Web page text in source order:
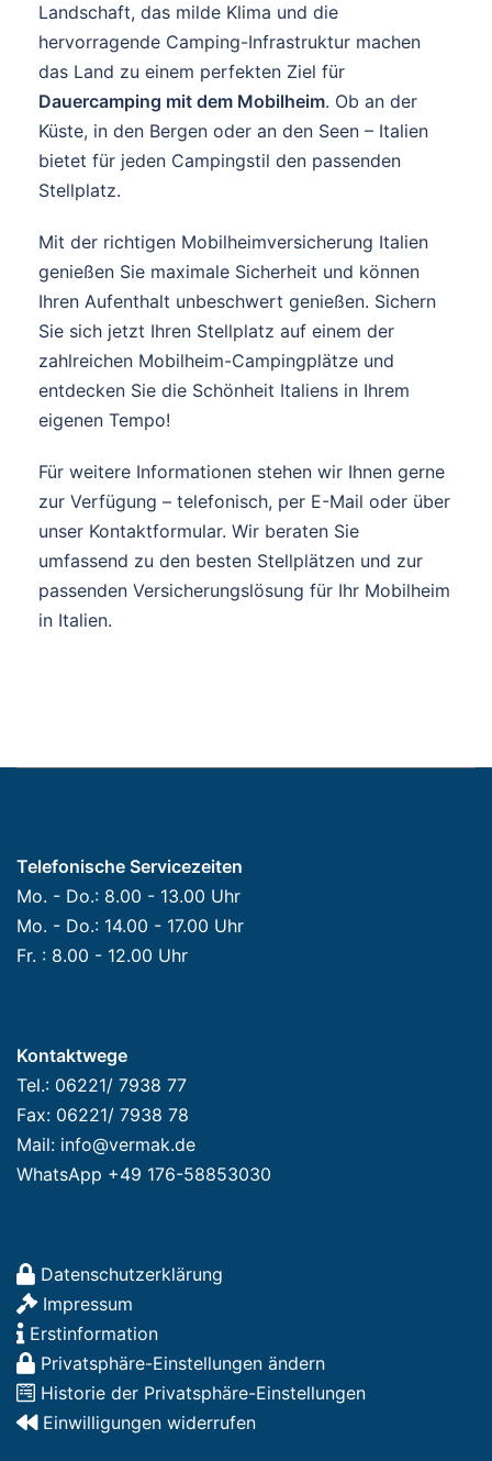
Landschaft, das milde Klima und die
hervorragende Camping-Infrastruktur machen
das Land zu einem perfekten Ziel für
Dauercamping mit dem Mobilheim. Ob an der
Küste, in den Bergen oder an den Seen – Italien
bietet für jeden Campingstil den passenden
Stellplatz.
Mit der richtigen Mobilheimversicherung Italien
genießen Sie maximale Sicherheit und können
Ihren Aufenthalt unbeschwert genießen. Sichern
Sie sich jetzt Ihren Stellplatz auf einem der
zahlreichen Mobilheim-Campingplätze und
entdecken Sie die Schönheit Italiens in Ihrem
eigenen Tempo!
Für weitere Informationen stehen wir Ihnen gerne
zur Verfügung – telefonisch, per E-Mail oder über
unser Kontaktformular. Wir beraten Sie
umfassend zu den besten Stellplätzen und zur
passenden Versicherungslösung für Ihr Mobilheim
in Italien.
Telefonische Servicezeiten
Mo. - Do.: 8.00 - 13.00 Uhr
Mo. - Do.: 14.00 - 17.00 Uhr
Fr. : 8.00 - 12.00 Uhr
Kontaktwege
Tel.: 06221/ 7938 77
Fax: 06221/ 7938 78
Mail: info@vermak.de
WhatsApp +49 176-58853030
Datenschutzerklärung
Impressum
Erstinformation
Privatsphäre-Einstellungen ändern
Historie der Privatsphäre-Einstellungen
Einwilligungen widerrufen